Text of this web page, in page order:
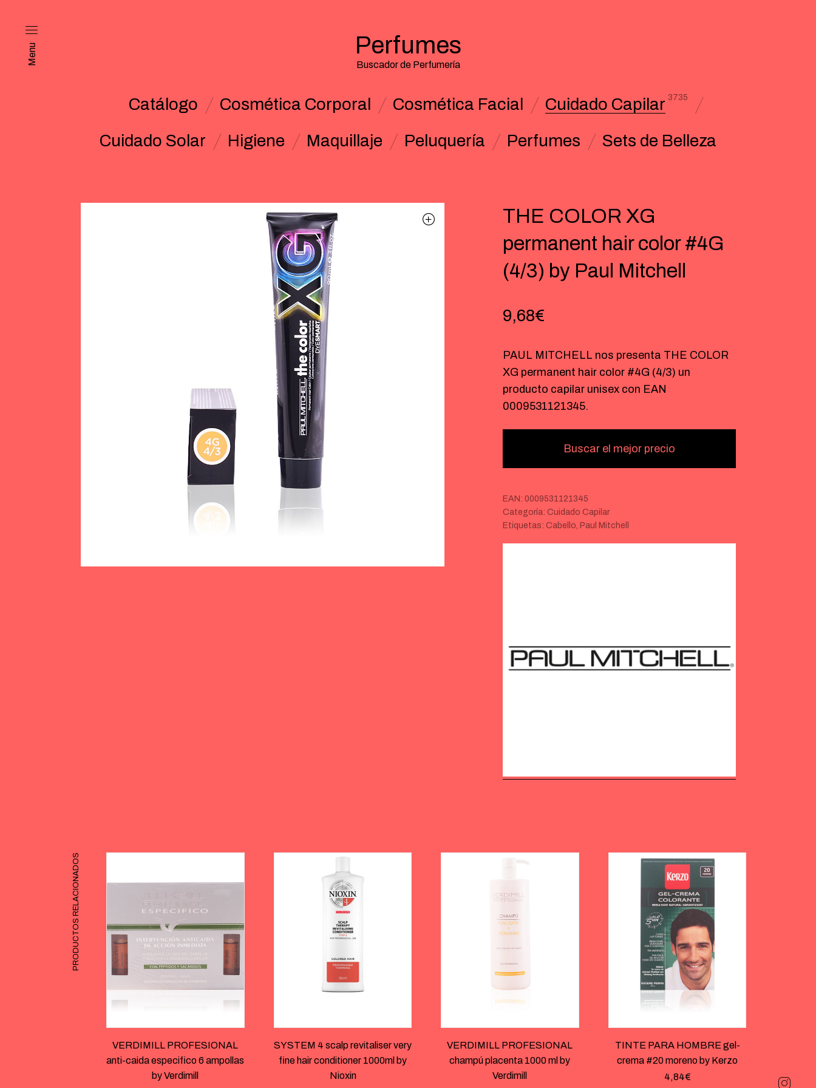
Menu Perfumes
Buscador de Perfumería
Catálogo Cosmética Corporal Cosmética Facial Cuidado Capilar 3735
Cuidado Solar Higiene Maquillaje Peluquería Perfumes Sets de Belleza
THE COLOR XG
permanent hair color #4G
(4/3) by Paul Mitchell
9,68€
PAUL MITCHELL nos presenta THE COLOR
XG permanent hair color #4G (4/3) un
producto capilar unisex con EAN
0009531121345.
Buscar el mejor precio
EAN: 0009531121345
Categoría: Cuidado Capilar
Etiquetas: Cabello, Paul Mitchell
PRODUCTOS RELACIONADOS
VERDIMILL PROFESIONAL
anti-caida especifico 6 ampollas
by Verdimill
SYSTEM 4 scalp revitaliser very
fine hair conditioner 1000ml by
Nioxin
VERDIMILL PROFESIONAL
champú placenta 1000 ml by
Verdimill
TINTE PARA HOMBRE gel-
crema #20 moreno by Kerzo
4,84€